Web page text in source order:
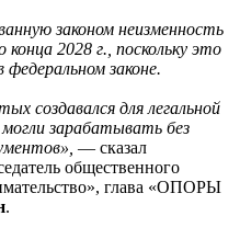
законом неизменность
2028 г., поскольку это
законе.
создавался для легальной
зарабатывать без
— сказал
общественного
глава «ОПОРЫ
.